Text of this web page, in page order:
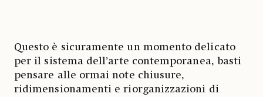
Questo è sicuramente un momento delicato
per il sistema dell’arte contemporanea, basti
pensare alle ormai note chiusure,
ridimensionamenti e riorganizzazioni di